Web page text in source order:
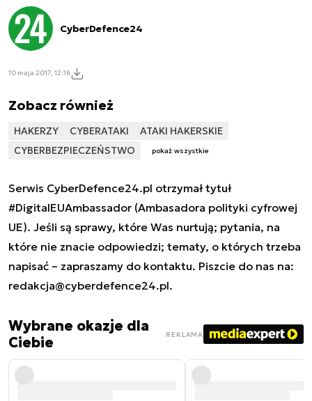
CyberDefence24
10 maja 2017, 12:16
Zobacz również
HAKERZY CYBERATAKI
ATAKI HAKERSKIE
CYBERBEZPIECZEŃSTWO
pokaż wszystkie
Serwis CyberDefence24.pl otrzymał tytuł
#DigitalEUAmbassador (Ambasadora polityki cyfrowej
UE). Jeśli są sprawy, które Was nurtują; pytania, na
które nie znacie odpowiedzi; tematy, o których trzeba
napisać – zapraszamy do kontaktu. Piszcie do nas na:
redakcja@cyberdefence24.pl.
Wybrane okazje dla
Ciebie
REKLAMA